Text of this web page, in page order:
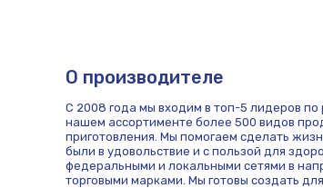
О производителе
С 2008 года мы входим в топ-5 лидеров
нашем ассортименте более 500 видов
приготовления. Мы помогаем сделать
были в удовольствие и с пользой для
федеральными и локальными сетями в
торговыми марками. Мы готовы создать